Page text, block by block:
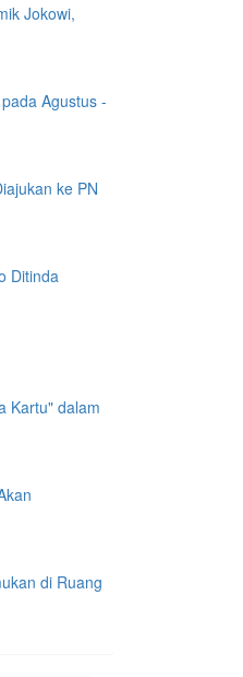
Jokowi,
Agustus -
ke PN
Ditinda
Kartu" dalam
di Ruang